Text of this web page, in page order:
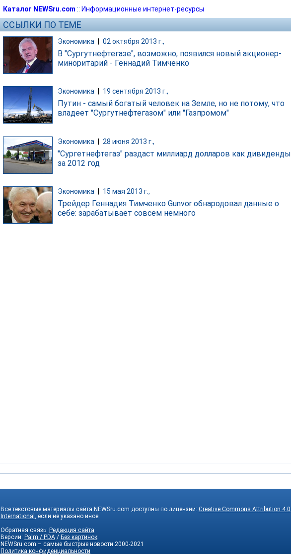
Каталог NEWSru.com :: Информационные интернет-ресурсы
ССЫЛКИ ПО ТЕМЕ
Экономика 02 октября 2013 г.,
В "Сургутнефтегазе", возможно, появился новый акционер-
миноритарий - Геннадий Тимченко
Экономика 19 сентября 2013 г.,
Путин - самый богатый человек на Земле, но не потому, что
владеет "Сургутнефтегазом" или "Газпромом"
Экономика | 28 июня 2013 г.,
"Сургетнефтегаз" раздаст миллиард долларов как дивиденды
за 2012 год
Экономика 15 мая 2013 г.,
Трейдер Геннадия Тимченко Gunvor обнародовал данные о
себе: зарабатывает совсем немного
Все текстовые материалы сайта NEWSru.com доступны по лицензии: Creative Commons Attribution 4.0
International , если не указано иное.
Обратная связь: Редакция сайта
Версии: Palm / PDA / Без картинок
NEWSru.com – самые быстрые новости 2000-2021
Политика конфиденциальности